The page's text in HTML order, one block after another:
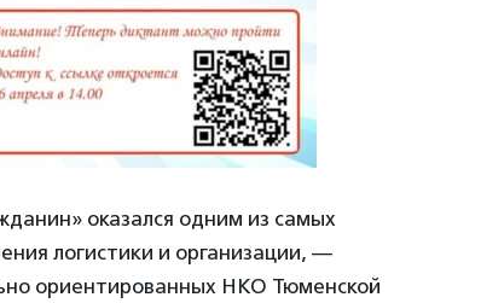
оказался одним из самых
логистики и организации, —
ориентированных НКО Тюменской